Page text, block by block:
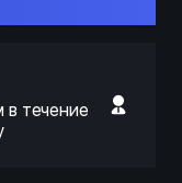
течение